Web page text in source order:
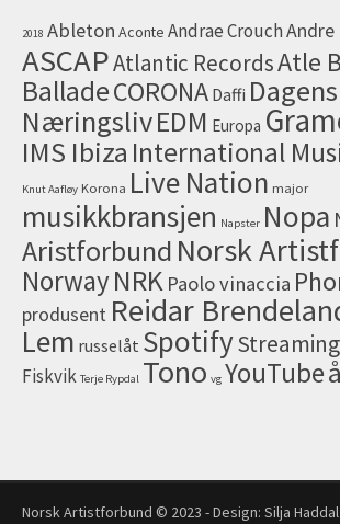
2018 Ableton Aconte Andrae CrouchAndre
ASCAPAtlantic RecordsAtle
BalladeCORONA Daffi Dagens
NæringslivEDM Europa
IMS Ibiza International
Knut Aafløy Korona Live Nation major
musikkbransjen Napster Nopa
Aristforbund Norsk
NorwayNRK Paolo vinaccia
produsent Reidar
Lem russelåt SpotifyStreaming
Fiskvik Terje Rypdal Tono vg YouTube
Norsk Artistforbund © 2023 - Design: Silja